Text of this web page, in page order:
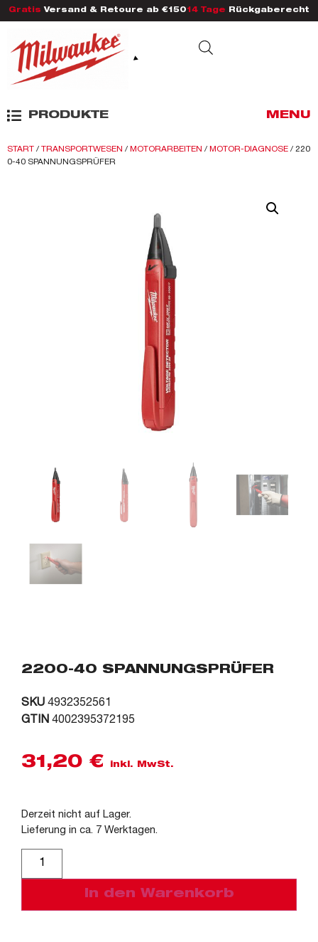
Gratis Versand & Retoure ab €150 14 Tage Rückgaberecht
PRODUKTE MENU
START / TRANSPORTWESEN / MOTORARBEITEN / MOTOR-DIAGNOSE / 220
0-40 SPANNUNGSPRÜFER
2200-40 SPANNUNGSPRÜFER
SKU 4932352561
GTIN 4002395372195
31,20 € inkl. MwSt.
Derzeit nicht auf Lager.
Lieferung in ca. 7 Werktagen.
In den Warenkorb